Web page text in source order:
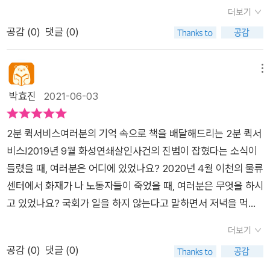
이렇게나 많은 풍경이었다. 내가 선 자리를 정확히 떠올려 보려
애를 써보았다. 힘이 많이 빠지긴 했지만 부끄러움과 죄책감과 부
존경하는 작가의 문장을 만난다. 외울 의도가 없었지만 자주 회자
되니 외워진 <안나 카레리나>의 첫 문장 - 행복한 가정은 모습
이 다들 비슷비슷하지만 불행한 가정은 저마다 다른 이유가 있
다 - 와 같고도 다른 상황처럼 들린다. “죽음의 경위는 저마다 다
양하지만 죽음을 막지 못한 이유는 대체로 비슷하다. 이윤을 보채
느라 안전에 존을 쓰는 대신에 사람을 밀어 넣은 곳에 죽음이 솟
아난다. (...) 문제를 해결할 능력은 넘치되, 그 능력을 작동시킬
능력이 없으니 능력은 있으나 마나다. 능력을 작동시킬 능력이 마
비되는 까닭은, 이 마비가 구조화되고 제도화되고, 경영논리적으
자리로 또 밥벌이 간다> 김훈 2019. 11. 25 경향신문 특별기고문
했다. 시민이란 이름으로 제대로 걸으려면, 어쩌면 뛰어갈 때 필
요한 준비가 아닐까 싶다. 그 시작으로 시사인을 재구독 해야겠
프로젝트 100 : 하루 한 편 시사지 읽는 습관’에 참여중인데 매일
제공해주는 시사인 지난 호 기사를 읽고 간단한 느낌을 쓰면서 인
증하는 프로그램이다. 시사인 기사를 읽으면서 미안한 마음이 들
었다. 이렇게 좋은 기사를 쓰는 기자들이 있는데 무료로 읽다니!
이런 프로그램을 운영해서라도 더 많은 사람들에게 알리고 구독
자를 늘리겠다는 노력이 가상하지 않은가! 그럼에도 불구하고 재
구독에 금전적 부담감이 들었는데 이 책 덕분에 마음을 굳혔
다. 언론에 계속 관심을 두고 있어서일까, 이 책도 언론 관련 내
용을 더 유심히 읽었다. 그중 작년 경향신문 강진구 기자 사건이
로는 강진구 기자가 쓴 기사가 하루 만에 내려졌다는 것이다. 그
래서 강기자가 신문사측에 항의한다고 했는데 그 기사의 내용은
점이었다. 그들 죽음의 다수가 세상에 충분히 알려지지 못한 것
은 서글픈 공통점이다. (148쪽) 그들도 가족들과 함께 행복하
게 살기 위해 일했을 뿐인데 죽음을 맞이한다. 눈물이 나온다. 누
군가의 가장이고 아들이고 딸일 수 있는 그들의 죽음에 마음속으
로 조용히 명복을 빌어본다. 사람이 죽었지만 무의미한 통계 숫자
만 낼 뿐 아무런 충격이나 반성은 없고 지금 이순간에도 내년에
한 죽음이 이땅에서 사라질까. 금방 종식될 거라 생각했던 코로
나 19로 많은 이들이 피해를 입고 있다. 개인의 즐거움과 행복
을 위해 이리저리 돌아다니고 턱스크를 한다거나 공공장소에
서 크게 통화를 하고 마스크를 하지 않는 등 생활방역을 지키
지 않는 이들을 보면화가 치민다. 모두 힘들고 괴로울 때 다같
이 힘을 모아야 할 때다. 이미 다들 지쳤다. 코로나를 막기위
해 늘 방역에 힘쓰고 노력하는 많은 이들을 보면 마음이 아파온
각합니다. 이 책을 통해 한 젊은 지식인이 목소리를 내는 거에 더
불어서 보통 사람들의 삶의 현장에서 연결되는 정치 이슈들에 대
오면 좋겠습니다.*리딩투데이 카페를 통해 출판사로부터 도서를
제공받았습니다.
어겨서라도 승리하면 무언가를 이룰 수 있다. 라는 것이 현실주의
의 약속이다 라고 합니다. 파편적으로 흩어진 목소리들이 하나
것, 그는 자신을 중심으로 사람들이 서로 연결되어 각자의 정치를
펼칠 수 있도록 ‘퍼실리테이팅(facilitating)' 하는 정치인이다. 그
의 퍼실리테이팅에 따라 당원과 지지자들은 정치라는 장의 울타
은 승리를 선언하는 순간을 끊임없이 이 다음에 나중으로 흐지부
지 미루게 됩니다. 국민들은 검찰과 경찰의 싸움을 매일 지켜봐야
만 했고 국회에서는 절대 과반을 이뤘지만, 차별금지법이나 중대
재해기업처벌법 등 민감한 쟁점들에 대해 정부와 여당은 여전히
애매한 입장을 고수하고 있는 상황에 시민들은 코로나와 각종 산
업재해로 사망하는 사건 사고를 메스컴을 통해 지켜 보고 있는 현
실이 답답합니다. 선거권에 기준이 필요하다면 실제로 성숙해
더보기
공감 (0) 댓글 (0)
박효진 2021-06-03
2분 퀵서비스여러분의 기억 속으로 책을 배달해드리는 2분 퀵서
비스!2019년 9월 화성연쇄살인사건의 진범이 잡혔다는 소식이
들렸을 때, 여러분은 어디에 있었나요? 2020년 4월 이천의 물류
센터에서 화재가 나 노동자들이 죽었을 때, 여러분은 무엇을 하시
고 있었나요? 국회가 일을 하지 않는다고 말하면서 저녁을 먹으
꿀 만한 좋은 법안들은 혹시 어떻게 처리되고 있었는지, 기억하시
나요?이런 순간들을 우리가 모두 기억할 필요는 없고, 잊고 지내
더보기
공감 (0) 댓글 (0)